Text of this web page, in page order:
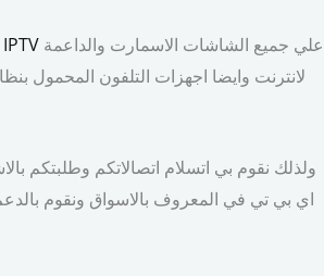
نوفا IPTV
لانترنت وايضا اجهزات التلفون المحمول
ولذلك نقوم بي اتسلام اتصالاتكم وطلبتكم